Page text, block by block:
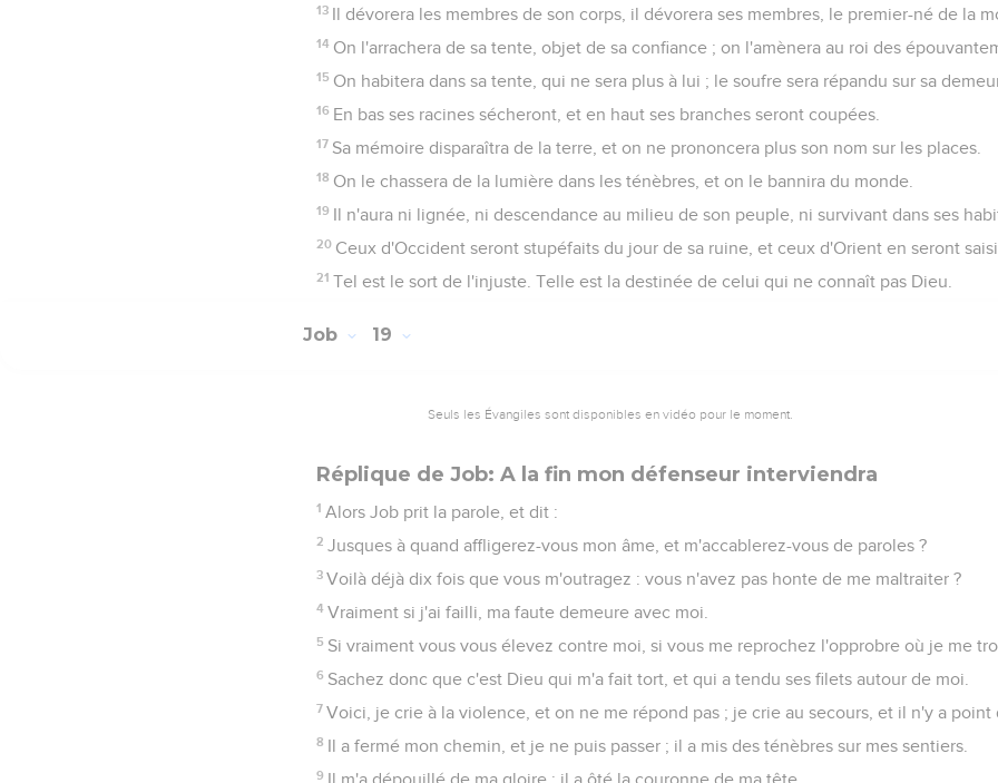
13 Il dévorera les membres de son corps, il dévorera ses membres, le premier-né de la
14 On l'arrachera de sa tente, objet de sa confiance ; on l'amènera au roi des
15 On habitera dans sa tente, qui ne sera plus à lui ; le soufre sera répandu sur sa
16 En bas ses racines sécheront, et en haut ses branches seront coupées.
17 Sa mémoire disparaîtra de la terre, et on ne prononcera plus son nom sur les places.
18 On le chassera de la lumière dans les ténèbres, et on le bannira du monde.
19 Il n'aura ni lignée, ni descendance au milieu de son peuple, ni survivant dans ses
20 Ceux d'Occident seront stupéfaits du jour de sa ruine, et ceux d'Orient en seront
21 Tel est le sort de l'injuste. Telle est la destinée de celui qui ne connaît pas Dieu.
Job 19
Seuls les Évangiles sont disponibles en vidéo pour le moment.
Réplique de Job: A la fin mon défenseur interviendra
1 Alors Job prit la parole, et dit :
2 Jusques à quand affligerez-vous mon âme, et m'accablerez-vous de paroles ?
3 Voilà déjà dix fois que vous m'outragez : vous n'avez pas honte de me maltraiter ?
4 Vraiment si j'ai failli, ma faute demeure avec moi.
5 Si vraiment vous vous élevez contre moi, si vous me reprochez l'opprobre où je me
6 Sachez donc que c'est Dieu qui m'a fait tort, et qui a tendu ses filets autour de moi.
7 Voici, je crie à la violence, et on ne me répond pas ; je crie au secours, et il n'y a point
8 Il a fermé mon chemin, et je ne puis passer ; il a mis des ténèbres sur mes sentiers.
9 Il m'a dépouillé de ma gloire ; il a ôté la couronne de ma tête.